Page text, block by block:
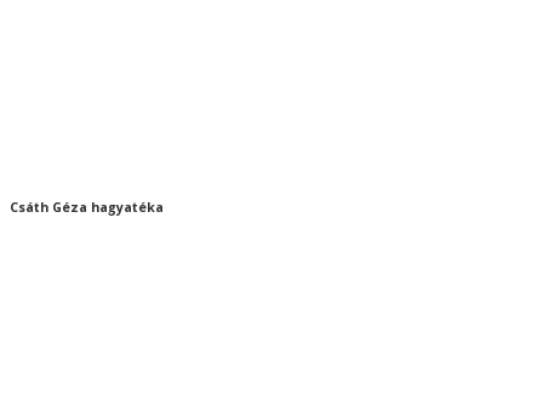
Csáth Géza hagyatéka